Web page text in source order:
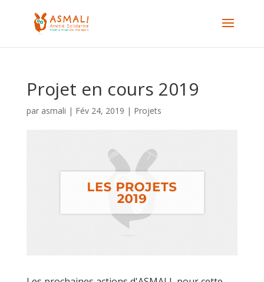
Projet en cours 2019
par asmali | Fév 24, 2019 | Projets